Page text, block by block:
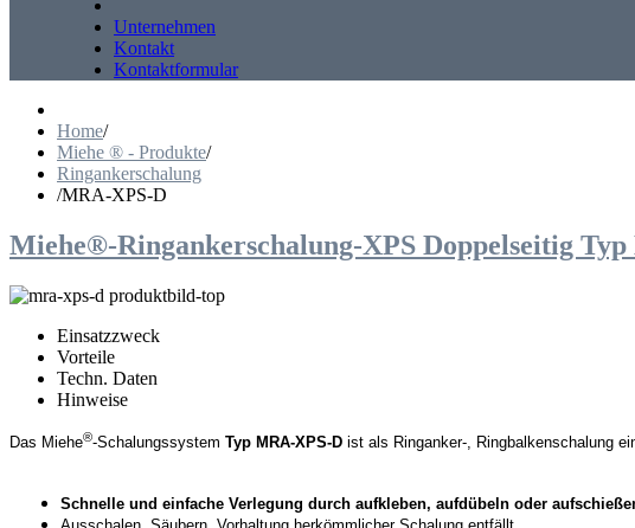
Unternehmen
Kontakt
Kontaktformular
Home/
Miehe ® - Produkte/
Ringankerschalung
/MRA-XPS-D
Miehe®-Ringankerschalung-XPS Doppelseitig
Einsatzzweck
Vorteile
Techn. Daten
Hinweise
Das Miehe®-Schalungssystem Typ MRA-XPS-D ist als Ringanker-, Ringbalkenschalung
Schnelle und einfache Verlegung durch aufkleben, aufdübeln oder